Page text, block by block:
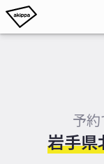
予
岩手県